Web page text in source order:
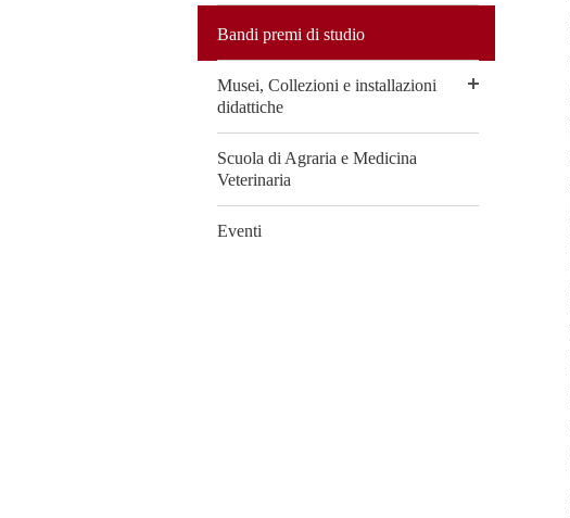
Bandi premi di studio
Musei, Collezioni e installazioni
didattiche
Scuola di Agraria e Medicina
Veterinaria
Eventi